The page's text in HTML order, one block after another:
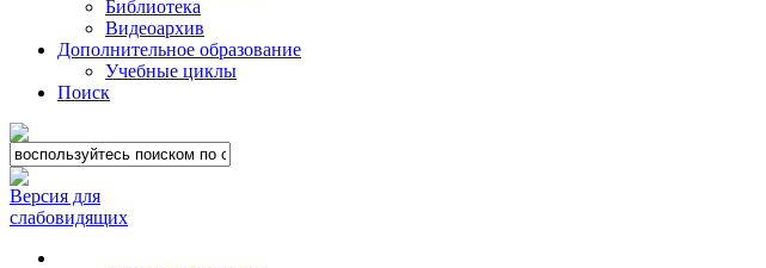
Библиотека
Видеоархив
Дополнительное образование
Учебные циклы
Поиск
Версия для
слабовидящих